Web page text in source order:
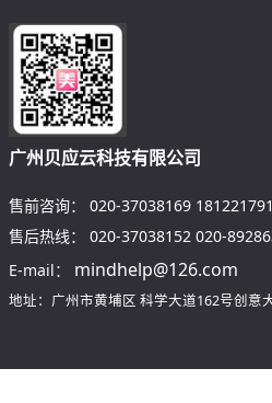
广州贝应云科技有限公司
售前咨询： 020-37038169
售后热线：
020-37038152 020-
E-mail：
mindhelp@126.com
地址：广州市黄埔区 科学大道162号创意